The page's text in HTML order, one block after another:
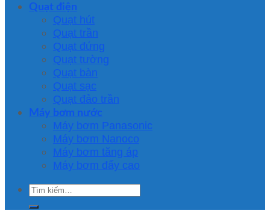
Quạt điện
Quạt hút
Quạt trần
Quạt đứng
Quạt tường
Quạt bàn
Quạt sạc
Quạt đảo trần
Máy bơm nước
Máy bơm Panasonic
Máy bơm Nanoco
Máy bơm tăng áp
Máy bơm đẩy cao
Tìm
kiếm: